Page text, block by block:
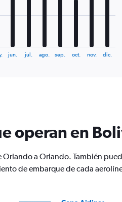
jun. jul. ago. sep. oct. nov. dic.
operan en
a Orlando. También
de embarque de cada